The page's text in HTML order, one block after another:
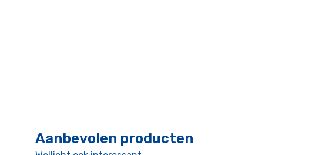
Aanbevolen producten